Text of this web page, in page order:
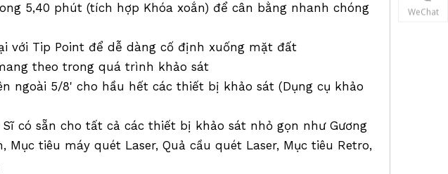
5,40 phút (tích hợp Khóa xoắn) để cân bằng nhanh chóng
với Tip Point để dễ dàng cố định xuống mặt đất
theo trong quá trình khảo sát
ngoài 5/8' cho hầu hết các thiết bị khảo sát (Dụng cụ khảo
có sẵn cho tất cả các thiết bị khảo sát nhỏ gọn như Gương
tiêu máy quét Laser, Quả cầu quét Laser, Mục tiêu Retro,
WeChat